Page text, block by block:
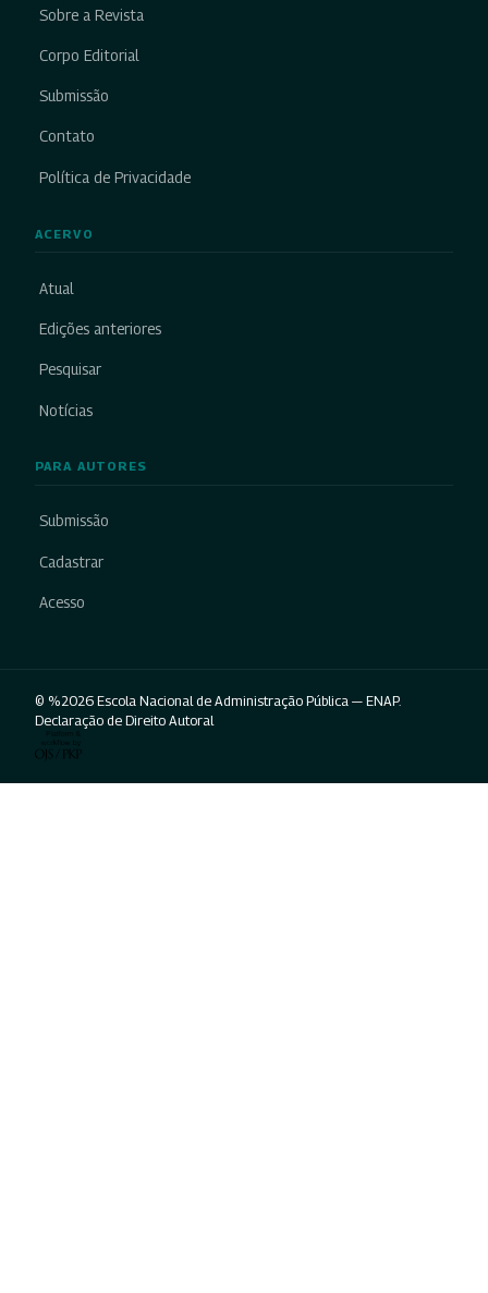
Sobre a Revista
Corpo Editorial
Submissão
Contato
Política de Privacidade
ACERVO
Atual
Edições anteriores
Pesquisar
Notícias
PARA AUTORES
Submissão
Cadastrar
Acesso
© %2026 Escola Nacional de Administração Pública — ENAP.
Declaração de Direito Autoral